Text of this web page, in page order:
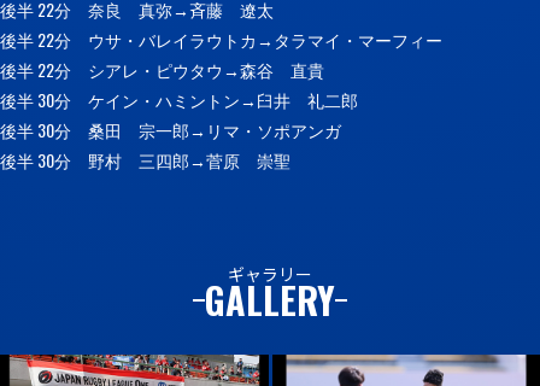
後半 22分 奈良 真弥→斉藤 遼太
後半 22分 ウサ・バレイラウトカ→タラマイ・マーフィー
後半 22分 シアレ・ピウタウ→森谷 直貴
後半 30分 ケイン・ハミントン→臼井 礼二郎
後半 30分 桑田 宗一郎→リマ・ソポアンガ
後半 30分 野村 三四郎→菅原 崇聖
ギャラリー
GALLERY